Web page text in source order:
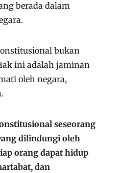
berada dalam
bukan
ini adalah jaminan
oleh negara,
seseorang
dilindungi oleh
orang dapat hidup
dan